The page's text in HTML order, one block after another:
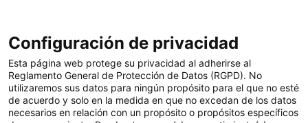
Configuración de privacidad
Esta página web protege su privacidad al adherirse al
Reglamento General de Protección de Datos (RGPD). No
utilizaremos sus datos para ningún propósito para el que no esté
de acuerdo y solo en la medida en que no excedan de los datos
necesarios en relación con un propósito o propósitos específicos